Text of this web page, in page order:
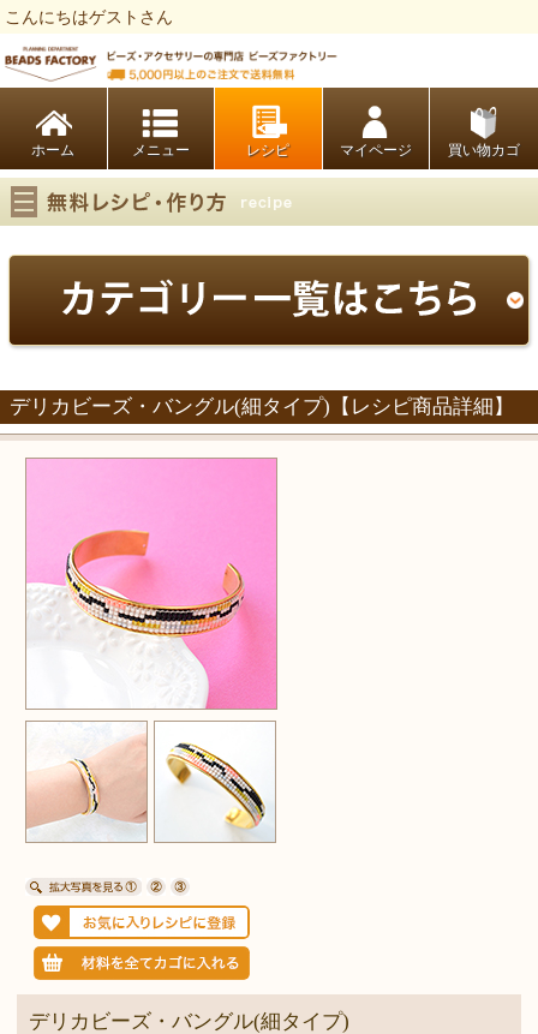
こんにちはゲストさん
ホーム レシピ マイページ 買い物カゴ
デリカビーズ・バングル(細タイプ)【レシピ商品詳細】
デリカビーズ・バングル(細タイプ)